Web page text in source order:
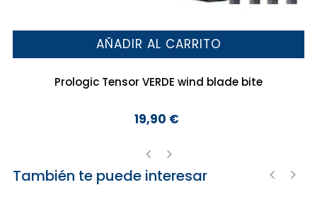
AÑADIR AL CARRITO
Prologic Tensor VERDE wind blade bite
Precio
19,90 €
‹ ›
También te puede interesar